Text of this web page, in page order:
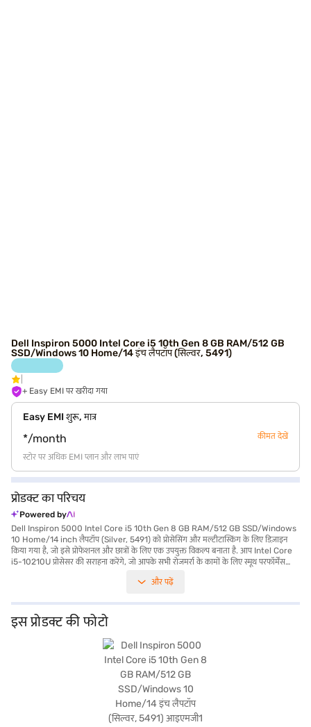
Dell Inspiron 5000 Intel Core i5 10th Gen 8 GB RAM/512 GB
SSD/Windows 10 Home/14 इंच लैपटॉप (सिल्वर, 5491)
+ Easy EMI पर खरीदा गया
Easy EMI शुरू, मात्र
*/month कीमत देखें
स्टोर पर अधिक EMI प्लान और लाभ पाएं
प्रोडक्ट का परिचय
Powered by
Dell Inspiron 5000 Intel Core i5 10th Gen 8 GB RAM/512 GB SSD/Windows
10 Home/14 inch लैपटॉप (Silver, 5491) को प्रोसेसिंग और मल्टीटास्किंग के लिए डिज़ाइन
किया गया है, जो इसे प्रोफेशनल और छात्रों के लिए एक उपयुक्त विकल्प बनाता है. आप Intel Core
i5-10210U प्रोसेसर की सराहना करेंगे, जो आपके सभी रोजमर्रा के कामों के लिए स्मूथ परफॉर्मेंस
RAM आपको कई एप्लीकेशन आसानी से चलाने की अनुमति देती है. 512 GB SSD के साथ आपको
आसान है, जिससे यह on-the-go उपयोग के लिए परफेक्ट हो जाता है. Windows 10 होम
ऑपरेटिंग सिस्टम यूज़र-फ्रेंडली इंटरफेस और एप्लीकेशन की विस्तृत रेंज तक एक्सेस प्रदान करता है.
खरीदारी करने के लिए बजाज फाइनेंस पर विकल्पों के बारे में जानें या पार्टनर स्टोर पर जाएं और Easy
और पढ़ें
इस प्रोडक्ट की फोटो